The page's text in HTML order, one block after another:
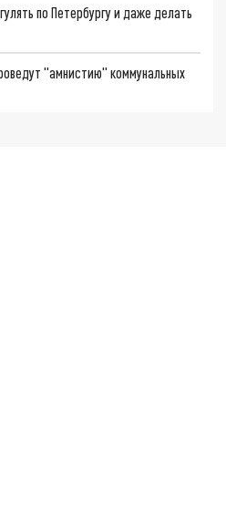
по Петербургу и даже делать
"амнистию" коммунальных